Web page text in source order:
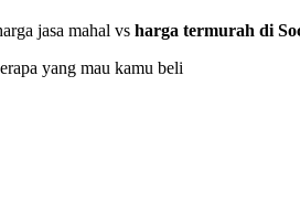
jasa mahal vs harga termurah di
yang mau kamu beli